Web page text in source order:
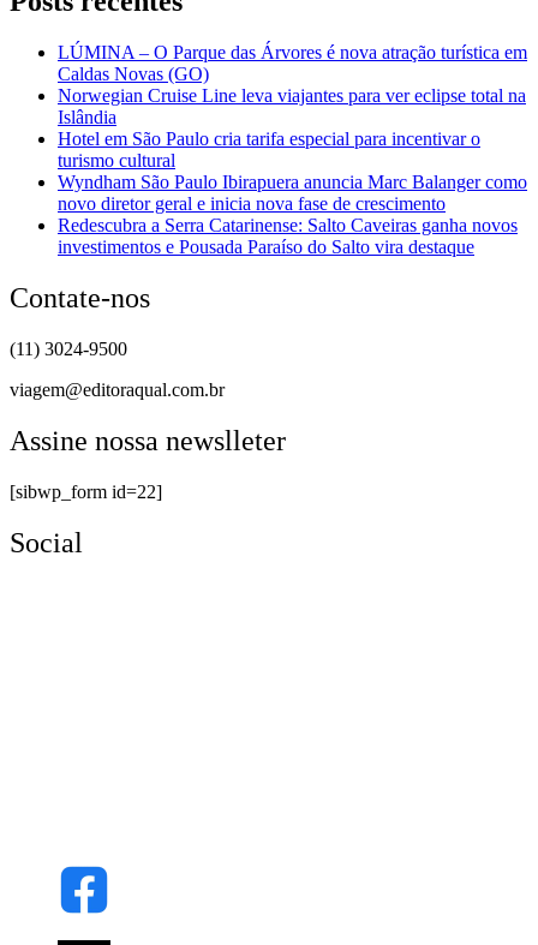
LÚMINA – O Parque das Árvores é nova atração turística em
Caldas Novas (GO)
Norwegian Cruise Line leva viajantes para ver eclipse total na
Islândia
Hotel em São Paulo cria tarifa especial para incentivar o
turismo cultural
Wyndham São Paulo Ibirapuera anuncia Marc Balanger como
novo diretor geral e inicia nova fase de crescimento
Redescubra a Serra Catarinense: Salto Caveiras ganha novos
investimentos e Pousada Paraíso do Salto vira destaque
Contate-nos
(11) 3024-9500
viagem@editoraqual.com.br
Assine nossa newslleter
[sibwp_form id=22]
Social